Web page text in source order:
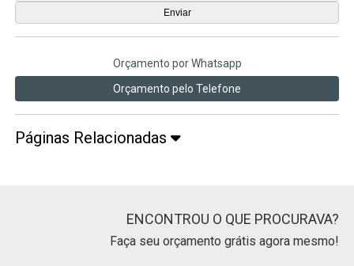
Orçamento por Whatsapp
Orçamento pelo Telefone
Páginas Relacionadas
ENCONTROU O QUE PROCURAVA?
Faça seu orçamento grátis agora mesmo!